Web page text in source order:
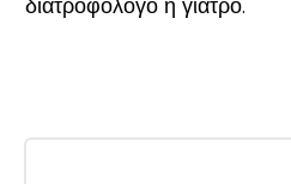
διατροφολόγο ή γιατρό.